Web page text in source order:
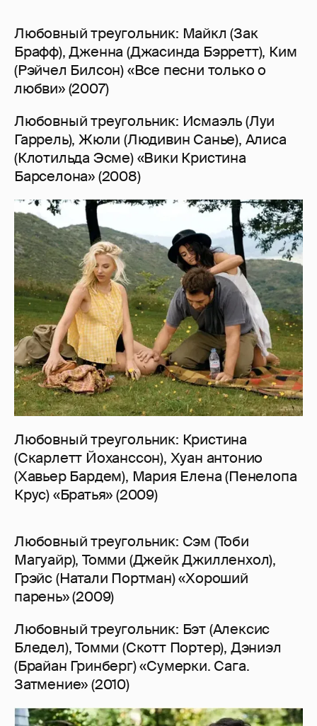
Любовный треугольник: Майкл (Зак
Брафф), Дженна (Джасинда Бэрретт), Ким
(Рэйчел Билсон) «Все песни только о
любви» (2007)
Любовный треугольник: Исмаэль (Луи
Гаррель), Жюли (Людивин Санье), Алиса
(Клотильда Эсме) «Вики Кристина
Барселона» (2008)
Любовный треугольник: Кристина
(Скарлетт Йоханссон), Хуан антонио
(Хавьер Бардем), Мария Елена (Пенелопа
Крус) «Братья» (2009)
Любовный треугольник: Сэм (Тоби
Магуайр), Томми (Джейк Джилленхол),
Грэйс (Натали Портман) «Хороший
парень» (2009)
Любовный треугольник: Бэт (Алексис
Бледел), Томми (Скотт Портер), Дэниэл
(Брайан Гринберг) «Сумерки. Сага.
Затмение» (2010)